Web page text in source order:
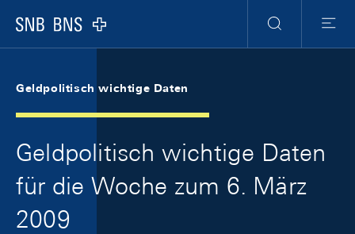
Logo
Suche
Menu
Geldpolitisch wichtige Daten
Geldpolitisch wichtige Daten
für die Woche zum 6. März
2009